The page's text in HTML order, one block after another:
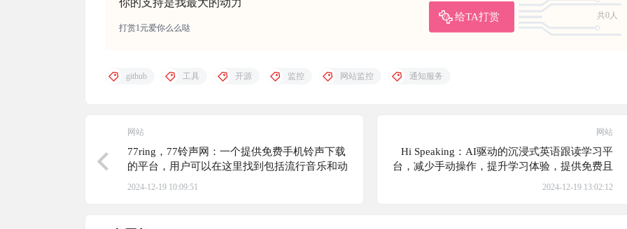
你的支持是我最大的动力
给TA打赏
共0人
打赏1元爱你么么哒
github 工具 开源 监控 网站监控 通知服务
网站
77ring，77铃声网：一个提供免费手机铃声下载
的平台，用户可以在这里找到包括流行音乐和动
漫铃声在内的多种铃声资源，满足个性化的手机
2024-12-19 10:09:51
网站
Hi Speaking：AI驱动的沉浸式英语跟读学习平
台，减少手动操作，提升学习体验，提供免费且
无需注册的学习服务
2024-12-19 13:02:12